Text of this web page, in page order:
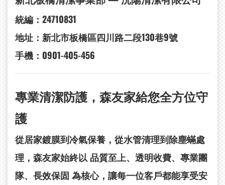
統編：24710831
地址：新北市板橋區四川路二段130巷9號
手機：0901-405-456
專業清潔防護，森友家給您全方位守
護
從居家鍍膜到冷氣保養，從水管清理到除塵蟎處
理，森友家始終以 品質至上、透明收費、專業團
隊、長效保固 為核心，讓每一位客戶都能享受安